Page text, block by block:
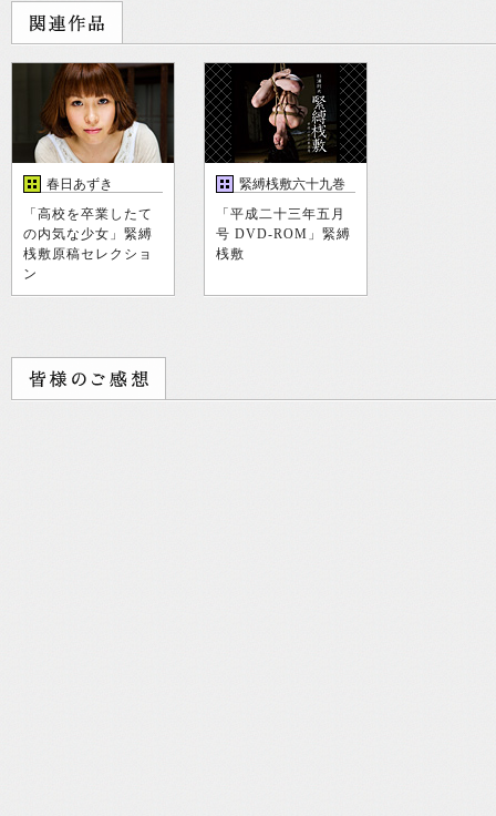
春日あずき
「高校を卒業したて
の内気な少女」緊縛
桟敷原稿セレクショ
ン
緊縛桟敷六十九巻
「平成二十三年五月
号 DVD-ROM」緊縛
桟敷